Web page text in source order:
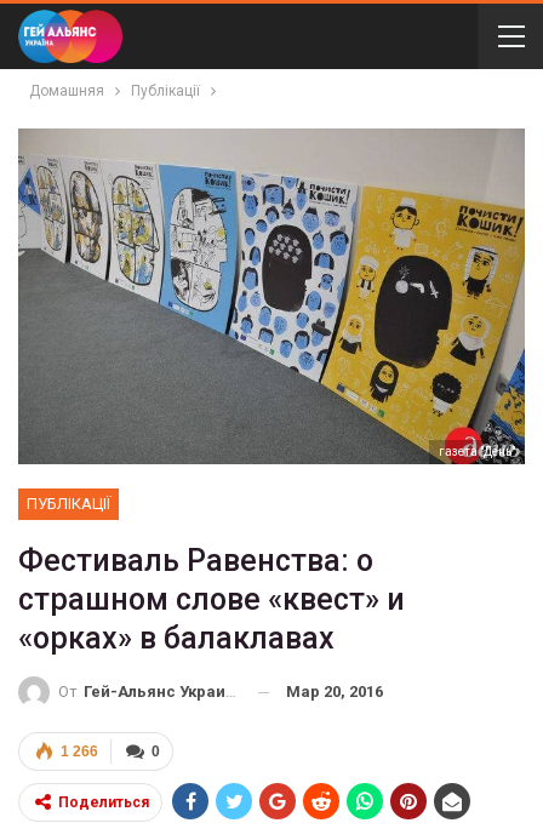
Домашняя Публікації
газета "День"
ПУБЛІКАЦІЇ
Фестиваль Равенства: о
страшном слове «квест» и
«орках» в балаклавах
От Гей-Альянс Украина Мар 20, 2016
0
1 266
Поделиться